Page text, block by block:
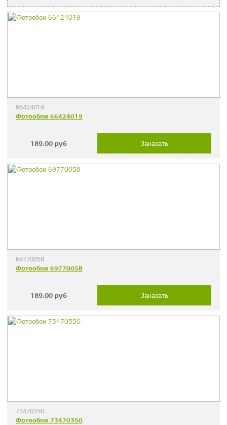
66424019
Фотообои 66424019
189.00 руб Заказать
69770058
Фотообои 69770058
189.00 руб Заказать
73470350
Фотообои 73470350